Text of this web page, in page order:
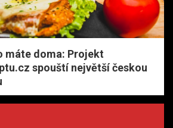
máte doma: Projekt
spouští největší českou